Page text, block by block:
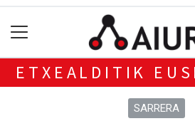
ETXEALDITIK
SARRERA